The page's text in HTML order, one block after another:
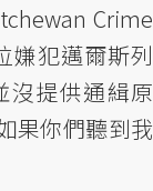
Crime
嫌犯邁爾斯列
沒提供通緝原
果你們聽到我